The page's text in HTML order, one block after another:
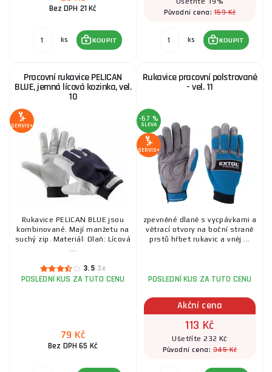
Pracovní rukavice PELICAN BLUE, jemná lícová
SKLADEM KOUPIT 55 Kč
Rukavice bavlněné polomáčené v LATEXU - vel.10
SKLADEM KOUPIT 27 Kč
Rukavice bavlněné polomáčené v LATEXU - vel.9
SKLADEM ks KOUPIT 27 Kč
Rukavice z polyesteru polomáčené v PU - vel.10
20 Kč
Bez DPH 21 Kč
ks KOUPIT
Původní cena:159 Kč
ks KOUPIT
Pracovní rukavice PELICAN
BLUE, jemná lícová kozinka, vel.
10
SERVIS+
Rukavice PELICAN BLUE jsou
kombinované. Mají manžetu na
suchý zip. Materiál: Dlaň: Lícová
...
3.5 3x
POSLEDNÍ KUS ZA TUTO CENU
79 Kč
Bez DPH 65 Kč
Rukavice pracovní polstrované
- vel. 11
-67 %
SLEVA
SERVIS+
zpevněné dlaně s vycpávkami a
větrací otvory na boční straně
prstů hřbet rukavic a vněj ...
POSLEDNÍ KUS ZA TUTO CENU
Akční cena
113 Kč
Ušetříte 232 Kč
Původní cena:345 Kč